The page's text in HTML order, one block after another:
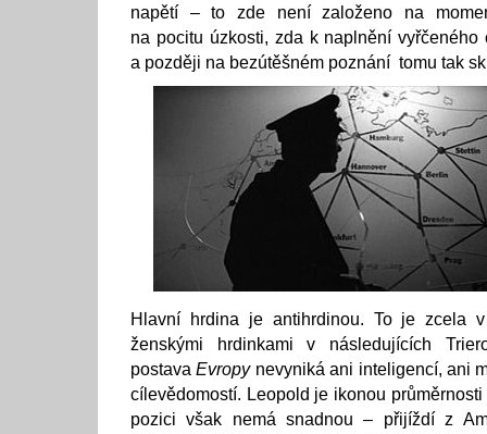
napětí – to zde není založeno na
na pocitu úzkosti, zda k naplnění vyřčeného
a později na bezútěšném poznání tomu tak
Hlavní hrdina je antihrdinou. To je zcela
ženskými hrdinkami v následujících
postavaEvropy nevyniká ani inteligencí, ani
cílevědomostí. Leopold je ikonou
pozici však nemá snadnou – přijíždí z